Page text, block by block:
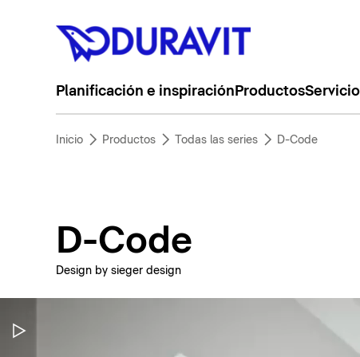
Planificación e inspiración ProductosServicio
Inicio Productos Todas las series D-Code
D-Code
Design by sieger design
Pausar vídeo